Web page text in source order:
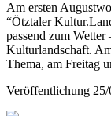
Am ersten
“Ötztaler
passend zum
Kulturlandschaft.
Thema, am Freitag
Veröffentlichung